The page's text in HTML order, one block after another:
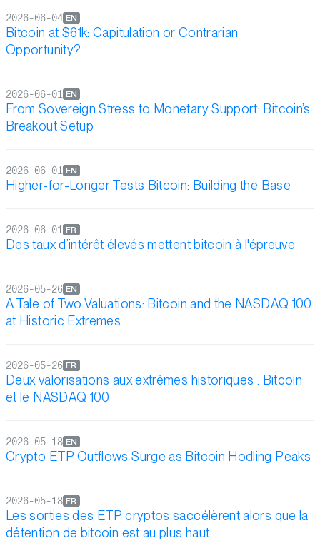
Bitcoin at $61k: Capitulation or Contrarian
Opportunity?
EN
2026-06-04
From Sovereign Stress to Monetary Support: Bitcoin’s
Breakout Setup
EN
2026-06-01
Higher-for-Longer Tests Bitcoin: Building the Base
EN
2026-06-01
Des taux d’intérêt élevés mettent bitcoin à l'épreuve
FR
2026-06-01
A Tale of Two Valuations: Bitcoin and the NASDAQ 100
at Historic Extremes
EN
2026-05-26
Deux valorisations aux extrêmes historiques : Bitcoin
et le NASDAQ 100
FR
2026-05-26
Crypto ETP Outflows Surge as Bitcoin Hodling Peaks
EN
2026-05-18
Les sorties des ETP cryptos saccélèrent alors que la
détention de bitcoin est au plus haut
FR
2026-05-18